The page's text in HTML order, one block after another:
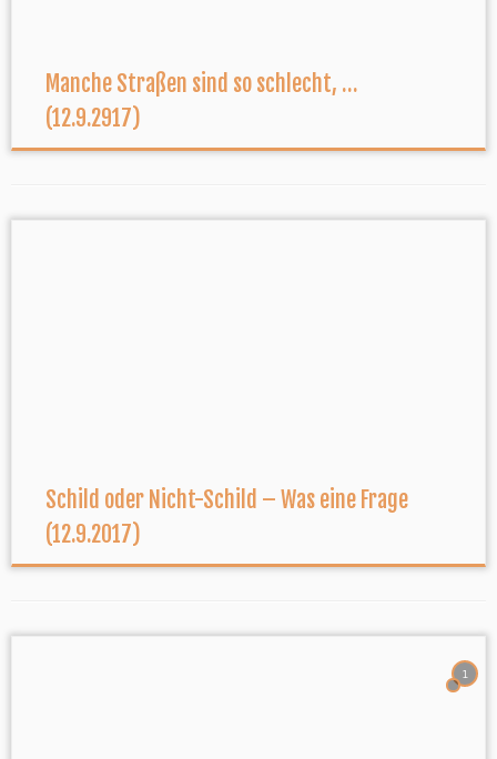
Manche Straßen sind so schlecht, …
(12.9.2917)
Schild oder Nicht-Schild – Was eine Frage
(12.9.2017)
1